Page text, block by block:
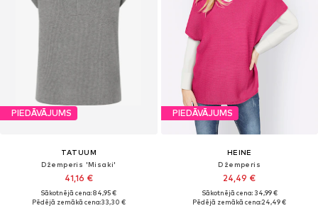
PIEDĀVĀJUMS
TATUUM
Džemperis 'Misaki'
41,16 €
Sākotnējā cena: 84,95 €
Pēdējā zemākā cena:33,30 €
PIEDĀVĀJUMS
HEINE
Džemperis
24,49 €
Sākotnējā cena: 34,99 €
Pēdējā zemākā cena:24,49 €